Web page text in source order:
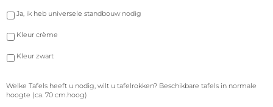
Ja, ik heb universele standbouw nodig
Kleur crème
Kleur zwart
Welke Tafels heeft u nodig, wilt u tafelrokken? Beschikbare tafels in normale
hoogte (ca. 70 cm.hoog)